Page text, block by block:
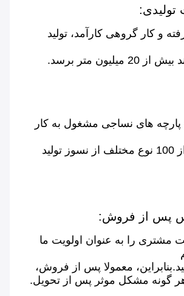
تولیدی:
و کار گروهی کارآمد، تولید
متر برسد.
پارچه های نساجی مشغول به کار
سال، و بیش از 100 نوع مختلف از نسوز تولید
پس از فروش:
مشتری را به عنوان اولویت ما
معمولا پس از فروش،
گونه مشکل موثر پس از تحویل.